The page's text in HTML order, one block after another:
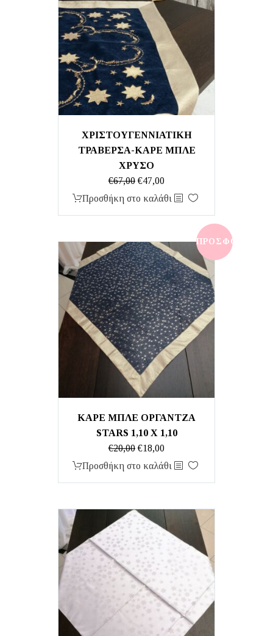
ΧΡΙΣΤΟΥΓΕΝΝΙΑΤΙΚΗ
ΤΡΑΒΕΡΣΑ-ΚΑΡΕ ΜΠΛΕ
ΧΡΥΣΟ
€67,00 Original
price
€47,00Η
τρέχουσα
€47,00.
Προσθήκη στο καλάθι
ΠΡΟΣΦΟΡΆ!
ΚΑΡΕ ΜΠΛΕ ΟΡΓΑΝΤΖΑ
STARS 1,10 Χ 1,10
€20,00 Original
price
€18,00Η
τρέχουσα
€18,00.
Προσθήκη στο καλάθι